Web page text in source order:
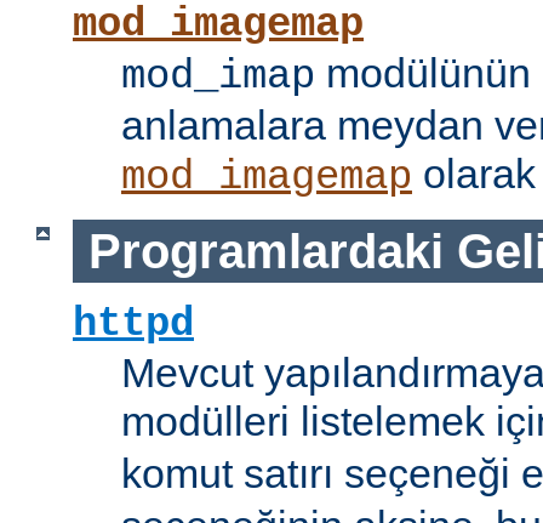
mod_imagemap
mod_imap modülünün
anlamalara meydan
mod_imagemap
Programlardaki
httpd
Mevcut
modülleri listelemek
komut satırı seçeneği